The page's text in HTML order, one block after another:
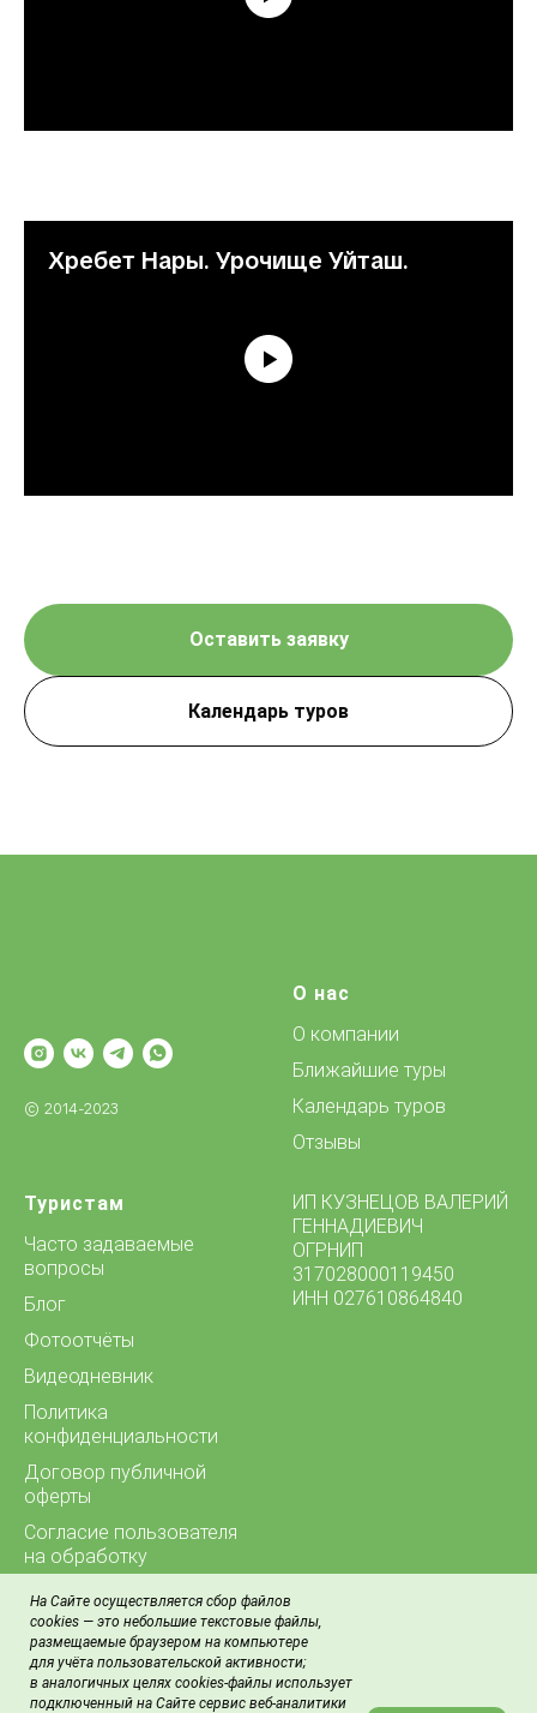
Хребет Нары. Урочище Уйташ.
Оставить заявку
Календарь туров
© 2014-2023
О нас
О компании
Ближайшие туры
Календарь туров
Отзывы
Туристам
Часто задаваемые
вопросы
Блог
Фотоотчёты
Видеодневник
Политика
конфиденциальности
Договор публичной
оферты
Согласие пользователя
на обработку
персональных данных
Контакты
ИП КУЗНЕЦОВ ВАЛЕРИЙ
ГЕННАДИЕВИЧ
ОГРНИП
317028000119450
ИНН 027610864840
На Сайте осуществляется сбор файлов
cookies — это небольшие текстовые файлы,
размещаемые браузером на компьютере
для учёта пользовательской активности;
в аналогичных целях cookies-файлы использует
подключенный на Сайте сервис веб-аналитики